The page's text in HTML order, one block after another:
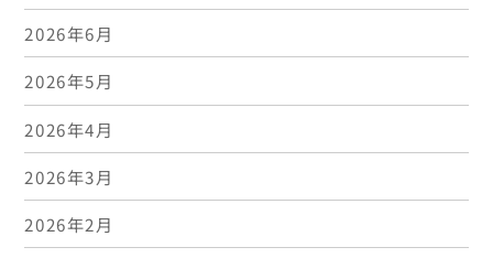
2026年6月
2026年5月
2026年4月
2026年3月
2026年2月